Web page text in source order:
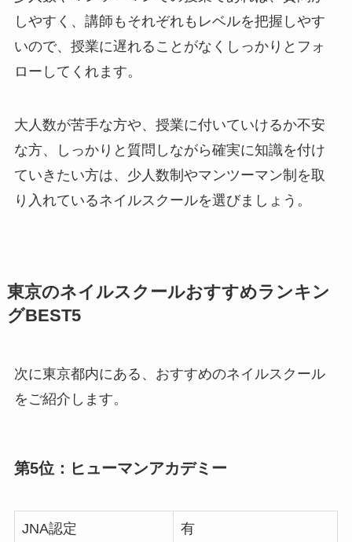
しやすく、講師もそれぞれもレベルを把握しやす
いので、授業に遅れることがなくしっかりとフォ
ローしてくれます。
大人数が苦手な方や、授業に付いていけるか不安
な方、しっかりと質問しながら確実に知識を付け
ていきたい方は、少人数制やマンツーマン制を取
り入れているネイルスクールを選びましょう。
東京のネイルスクールおすすめランキン
グBEST5
次に東京都内にある、おすすめのネイルスクール
をご紹介します。
第5位：ヒューマンアカデミー
JNA認定 有